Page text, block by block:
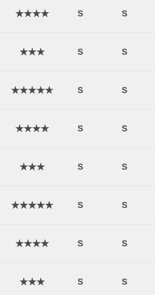
★★★★ S S
★★★ S S
★★★★★ S S
★★★★ S S
★★★ S S
★★★★★ S S
★★★★ S S
★★★ S S